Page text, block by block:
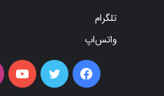
تلگرام
واتس‌اپ
فیس توییتر